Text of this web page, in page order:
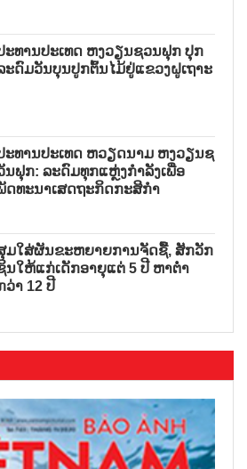
ະທານປະເທດ ຫງວຽນຊວນຟຸກ ປຸກ
ະດົມວັນບຸນປູກຕົ້ນໄມ້ຢູ່ແຂວງຝູເຖາະ
ະທານປະເທດ ຫວຽດນາມ ຫງວຽນຊ
ນຟຸກ: ລະດົມທຸກແຫຼ່ງກຳລັງເພື່ອ
ດທະນາເສດຖະກິດກະສິກຳ
ມໃສ່ຜັນຂະຫຍາຍການຈັດຊື້, ສັກວັກ
ນໃຫ້ແກ່ເດັກອາຍຸແຕ່ 5 ປີ ຫາຕ່ຳ
ວ່າ 12 ປີ